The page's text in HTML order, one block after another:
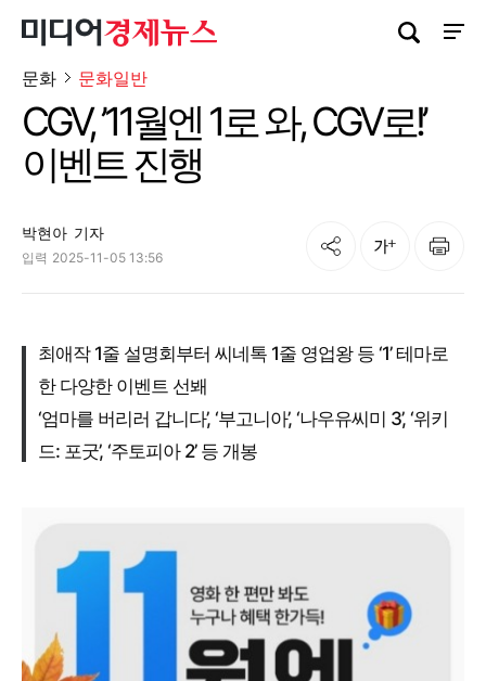
사이
검색창 열기
문화 문화일반
CGV, ’11월엔 1로 와, CGV로!’
이벤트 진행
박현아 기자
입력 2025-11-05 13:56
공유 글자크기 인쇄
최애작 1줄 설명회부터 씨네톡 1줄 영업왕 등 ‘1’ 테마로
한 다양한 이벤트 선봬
‘엄마를 버리러 갑니다’, ‘부고니아’, ‘나우유씨미 3’, ‘위키
드: 포굿’, ‘주토피아 2’ 등 개봉